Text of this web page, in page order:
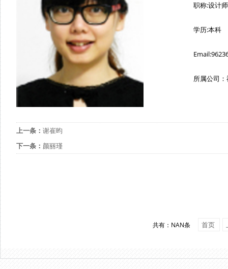
职称:设计师
学历:本科
所属公司
上一条： 谢崔昀
下一条： 颜丽瑾
共有：NAN条 首页